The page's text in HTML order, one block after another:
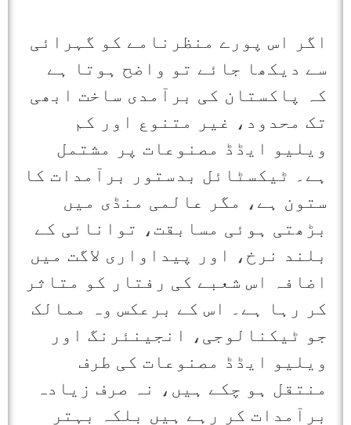
اگر اس پورے منظرنامے کو گہرائی
سے دیکھا جائے تو واضح ہوتا ہے
کہ پاکستان کی برآمدی ساخت ابھی
تک محدود، غیر متنوع اور کم
ویلیو ایڈڈ مصنوعات پر مشتمل
ہے۔ ٹیکسٹائل بدستور برآمدات کا
ستون ہے، مگر عالمی منڈی میں
بڑھتی ہوئی مسابقت، توانائی کے
بلند نرخ، اور پیداواری لاگت میں
اضافہ اس شعبے کی رفتار کو متاثر
کر رہا ہے۔ اس کے برعکس وہ ممالک
جو ٹیکنالوجی، انجینئرنگ اور
ویلیو ایڈڈ مصنوعات کی طرف
منتقل ہو چکے ہیں، نہ صرف زیادہ
برآمدات کر رہے ہیں بلکہ بہتر